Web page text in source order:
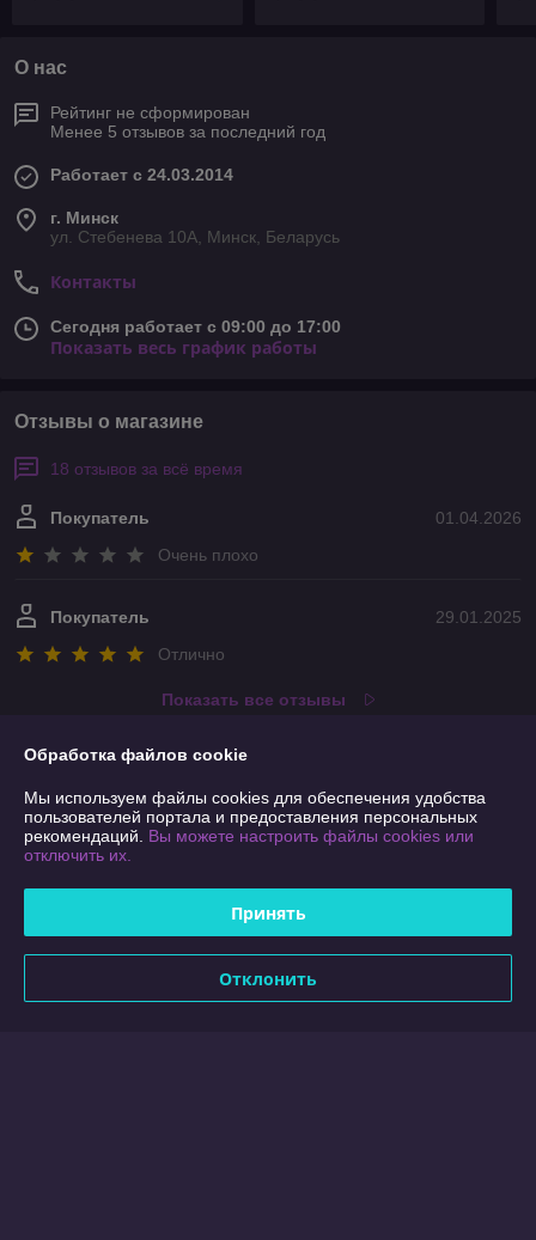
О нас
Рейтинг не сформирован
Менее 5 отзывов за последний год
Работает с 24.03.2014
г. Минск
ул. Стебенева 10А, Минск, Беларусь
Контакты
Сегодня работает с 09:00 до 17:00
Показать весь график работы
Отзывы о магазине
18 отзывов за всё время
01.04.2026
Покупатель
Очень плохо
29.01.2025
Покупатель
Отлично
Показать все отзывы
Контакты
Доставка и оплата
График работы
Полная версия сайта
Обработка файлов cookie
Мы используем файлы cookies для обеспечения удобства
пользователей портала и предоставления персональных
рекомендаций. Вы можете настроить файлы cookies или
отключить их.
Принять
Отклонить